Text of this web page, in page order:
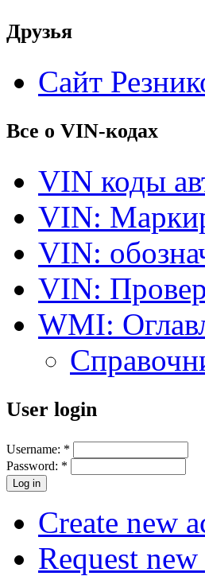
Друзья
Сайт
Все о VIN-кодах
VIN коды
VIN:
VIN:
VIN:
WMI:
User login
Username: *
Password: *
Create new
Request